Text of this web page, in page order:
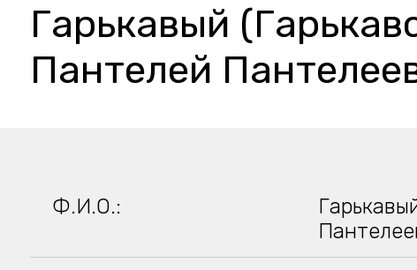
Гарькавый
Пантелей
Ф.И.О.: